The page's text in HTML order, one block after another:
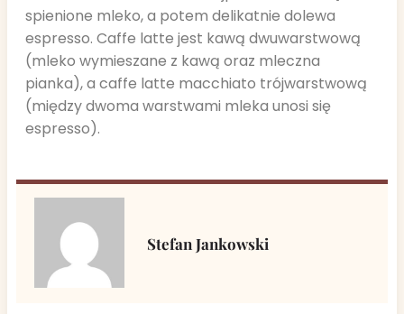
spienione mleko, a potem delikatnie dolewa
espresso. Caffe latte jest kawą dwuwarstwową
(mleko wymieszane z kawą oraz mleczna
pianka), a caffe latte macchiato trójwarstwową
(między dwoma warstwami mleka unosi się
espresso).
Stefan Jankowski